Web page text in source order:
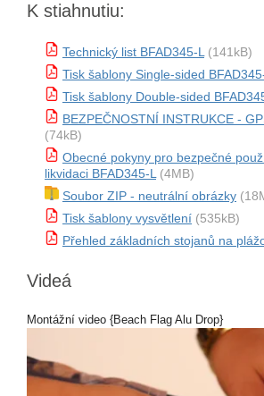
K stiahnutiu:
Technický list BFAD345-L (141kB)
Tisk šablony Single-sided
Tisk šablony Double-sided
BEZPEČNOSTNÍ INSTRUKCE -
(74kB)
Obecné pokyny pro bezpečné
likvidaci BFAD345-L (4MB)
Soubor ZIP - neutrální obrázky
Tisk šablony vysvětlení (535kB)
Přehled základních stojanů na
Videá
Montážní video {Beach Flag Alu Drop}